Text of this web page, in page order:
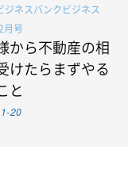
ジネスバンクビジネス
月号
から不動産の相
けたらまずやる
と
20